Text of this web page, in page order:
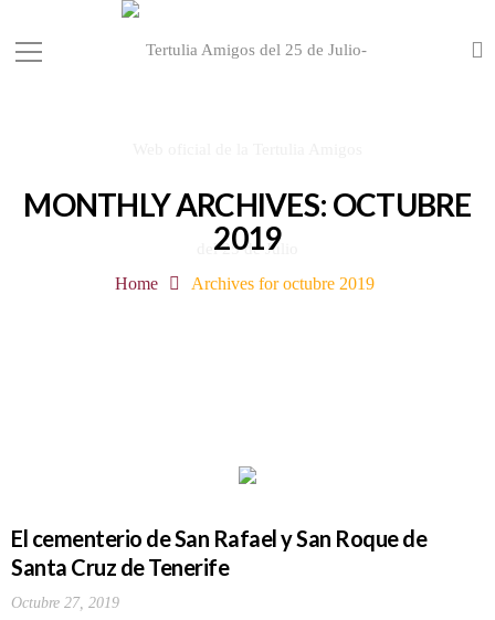
MONTHLY ARCHIVES: OCTUBRE
2019
Home Archives for octubre 2019
El cementerio de San Rafael y San Roque de
Santa Cruz de Tenerife
Octubre 27, 2019